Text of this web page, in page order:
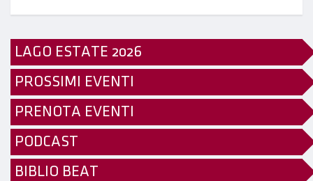
LAGO ESTATE 2026
PROSSIMI EVENTI
PRENOTA EVENTI
PODCAST
BIBLIO BEAT